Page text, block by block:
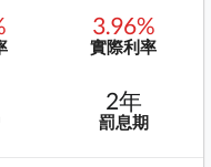
3.96%
實際利率
2年
罰息期